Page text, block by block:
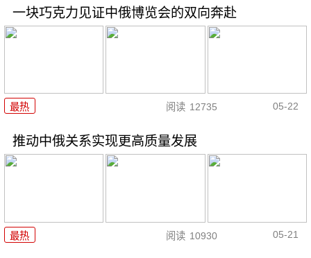
一块巧克力见证中俄博览会的双向奔赴
最热 阅读 12735 05-22
推动中俄关系实现更高质量发展
最热 阅读 10930 05-21